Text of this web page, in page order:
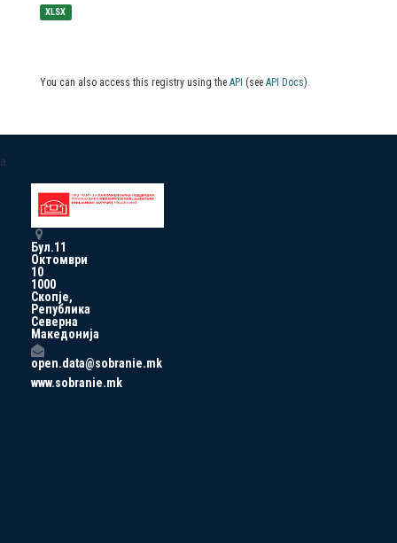
XLSX
You can also access this registry using the API (see API Docs).
a
Бул.11
Октомври
10
1000
Скопје,
Република
Северна
Македонија
open.data@sobranie.mk
www.sobranie.mk